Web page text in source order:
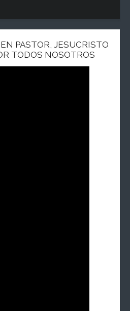
PASTOR, JESUCRISTO
TODOS NOSOTROS